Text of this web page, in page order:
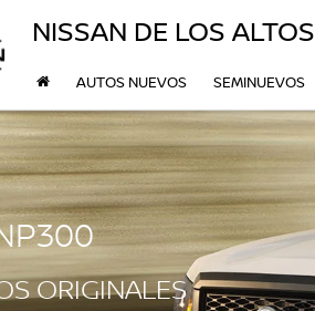
NISSAN DE LOS ALTOS
AUTOS NUEVOS SEMINUEVOS
ORIGINALES